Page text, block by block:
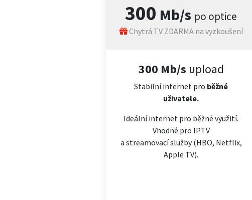
300 Mb/s po optice
Chytrá TV ZDARMA na vyzkoušení
300 Mb/s upload
Stabilní internet pro běžné
uživatele.
Ideální internet pro běžné využití.
Vhodné pro IPTV
a streamovací služby (HBO, Netflix,
Apple TV).